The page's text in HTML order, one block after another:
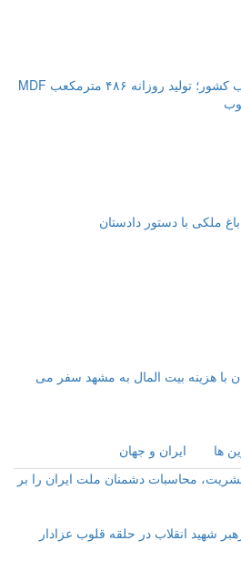
ثبت رکورد تازه در صنعت چوب کشور؛ تولید روزانه ۴۸۶ مترمکعب MDF
ملکی با دستور دادستان
با هزینه بیت المال به مشهد سفر می
ها
ایران و جهان
محاسبات دشمنان ملت ایران را بر
شهید انقلاب در حلقه قلوب عزادار